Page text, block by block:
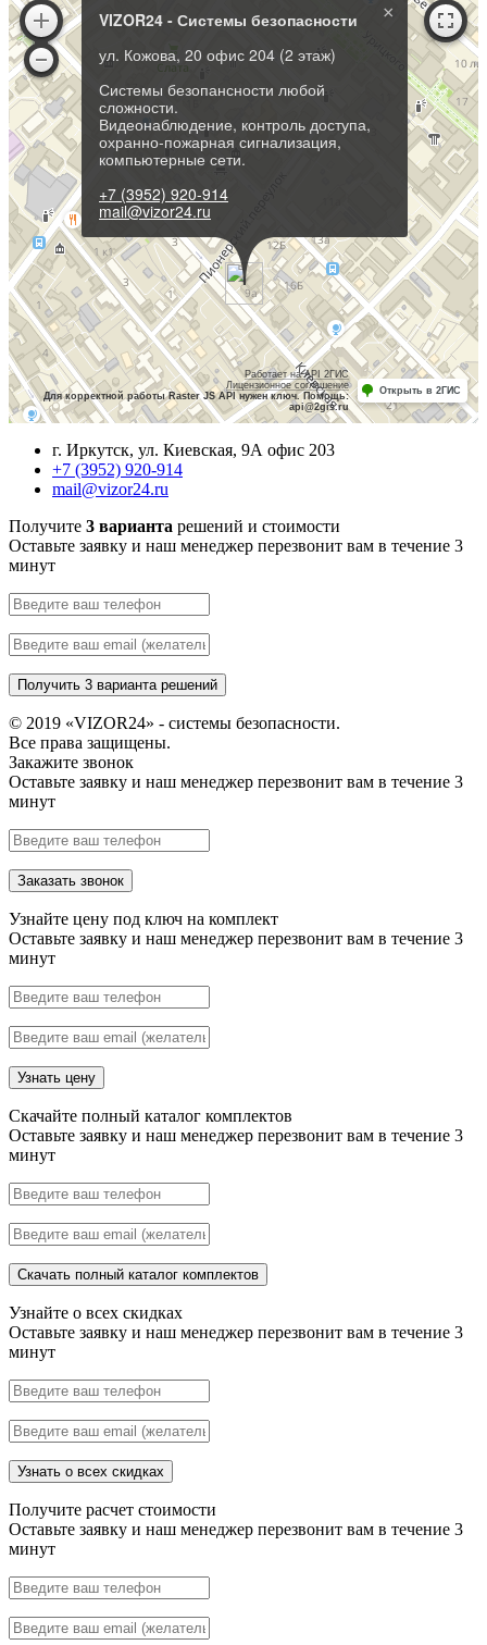
×
VIZOR24 - Системы безопасности
ул. Кожова, 20 офис 204 (2 этаж)
Системы безопансности любой
сложности.
Видеонаблюдение, контроль доступа,
охранно-пожарная сигнализация,
компьютерные сети.
+7 (3952) 920-914
mail@vizor24.ru
Работает на API 2ГИС
Лицензионное соглашение
Для корректной работы Raster JS API нужен ключ. Помощь:
api@2gis.ru
Открыть в 2ГИС
г. Иркутск, ул. Киевская, 9А офис 203
+7 (3952) 920-914
mail@vizor24.ru
Получите 3 варианта решений и стоимости
Оставьте заявку и наш менеджер перезвонит вам в течение 3
минут
Получить 3 варианта решений
© 2019 «VIZOR24» - системы безопасности.
Все права защищены.
Закажите звонок
Оставьте заявку и наш менеджер перезвонит вам в течение 3
минут
Заказать звонок
Узнайте цену под ключ на комплект
Оставьте заявку и наш менеджер перезвонит вам в течение 3
минут
Узнать цену
Скачайте полный каталог комплектов
Оставьте заявку и наш менеджер перезвонит вам в течение 3
минут
Скачать полный каталог комплектов
Узнайте о всех скидках
Оставьте заявку и наш менеджер перезвонит вам в течение 3
минут
Узнать о всех скидках
Получите расчет стоимости
Оставьте заявку и наш менеджер перезвонит вам в течение 3
минут